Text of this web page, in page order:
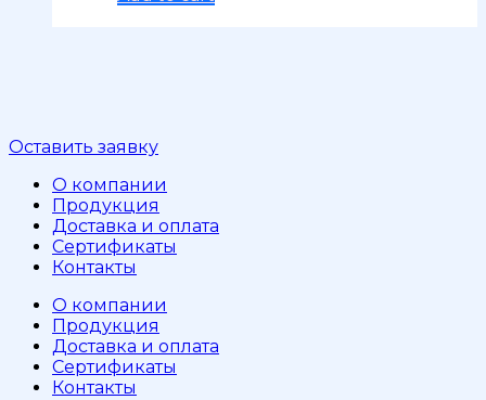
Оставить заявку
О компании
Продукция
Доставка и оплата
Сертификаты
Контакты
О компании
Продукция
Доставка и оплата
Сертификаты
Контакты